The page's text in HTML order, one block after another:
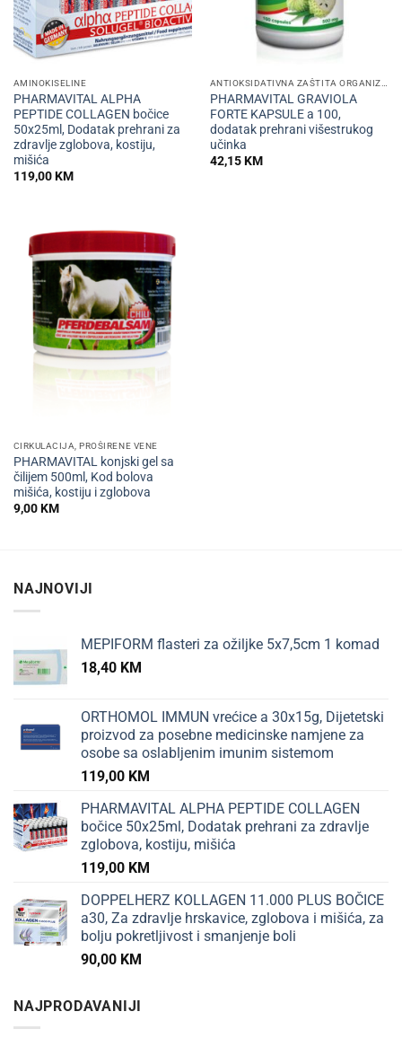
AMINOKISELINE
PHARMAVITAL ALPHA
PEPTIDE COLLAGEN bočice
50x25ml, Dodatak prehrani za
zdravlje zglobova, kostiju,
mišića
119,00KM
PHARMAVITAL GRAVIOLA
FORTE KAPSULE a 100,
dodatak prehrani višestrukog
učinka
42,15KM
CIRKULACIJA, PROŠIRENE VENE
PHARMAVITAL konjski gel sa
čilijem 500ml, Kod bolova
mišića, kostiju i zglobova
9,00KM
NAJNOVIJI
MEPIFORM flasteri za ožiljke 5x7,5cm 1 komad
18,40 KM
ORTHOMOL IMMUN vrećice a 30x15g, Dijetetski
proizvod za posebne medicinske namjene za
osobe sa oslabljenim imunim sistemom
119,00 KM
PHARMAVITAL ALPHA PEPTIDE COLLAGEN
bočice 50x25ml, Dodatak prehrani za zdravlje
zglobova, kostiju, mišića
119,00 KM
DOPPELHERZ KOLLAGEN 11.000 PLUS BOČICE
a30, Za zdravlje hrskavice, zglobova i mišića, za
bolju pokretljivost i smanjenje boli
90,00 KM
NAJPRODAVANIJI